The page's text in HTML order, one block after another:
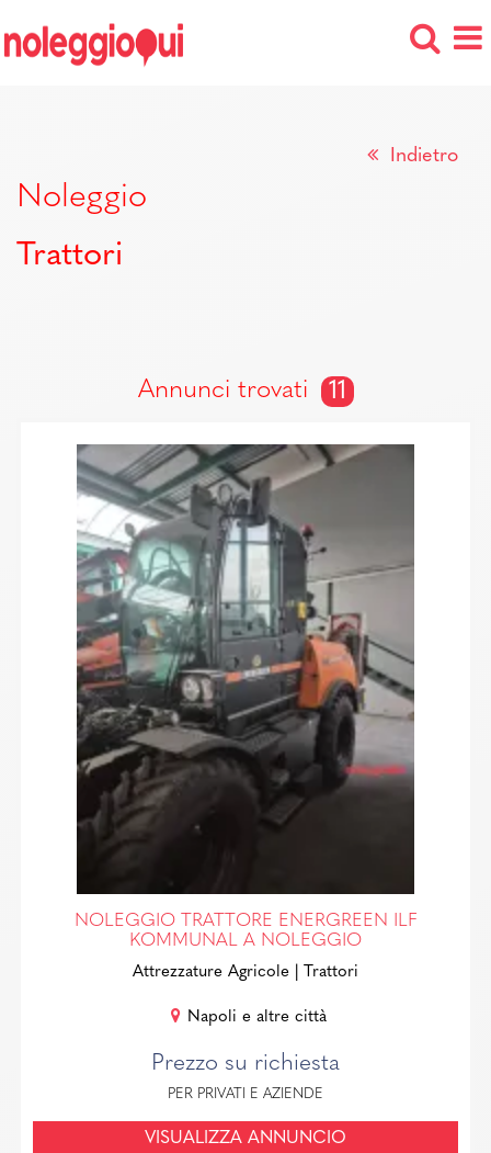
Indietro
Noleggio
Trattori
Annunci trovati 11
NOLEGGIO TRATTORE ENERGREEN ILF
KOMMUNAL A NOLEGGIO
Attrezzature Agricole | Trattori
Napoli e altre città
Prezzo su richiesta
PER PRIVATI E AZIENDE
VISUALIZZA ANNUNCIO